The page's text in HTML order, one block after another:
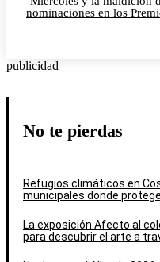
nominaciones en los
publicidad
No te pierdas
Refugios climáticos en
municipales donde
La exposición Afecto al
para descubrir el arte a